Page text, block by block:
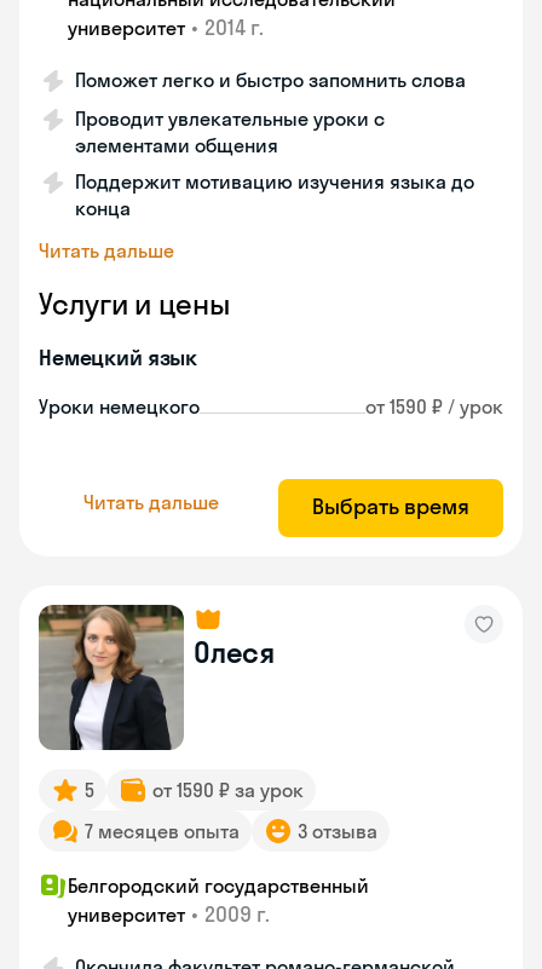
университет • 2014 г.
Поможет легко и быстро запомнить слова
Проводит увлекательные уроки с
элементами общения
Поддержит мотивацию изучения языка до
конца
Читать дальше
Услуги и цены
Немецкий язык
Уроки немецкого от 1590 ₽ / урок
Читать дальше Выбрать время
Олеся
5
от 1590 ₽ за урок
7 месяцев опыта
3 отзыва
Белгородский государственный
университет • 2009 г.